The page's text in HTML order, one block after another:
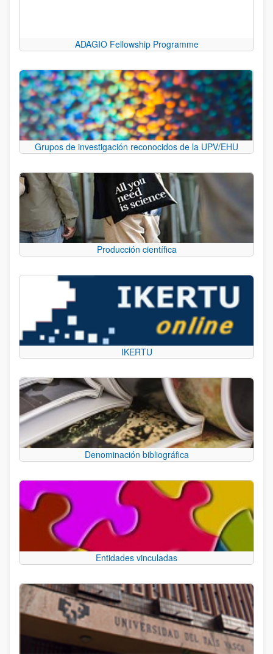
ADAGIO Fellowship Programme
Grupos de investigación reconocidos de la UPV/EHU
Producción científica
IKERTU
Denominación bibliográfica
Entidades vinculadas